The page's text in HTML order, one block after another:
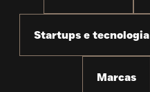
Startups e tecnologia
Marcas